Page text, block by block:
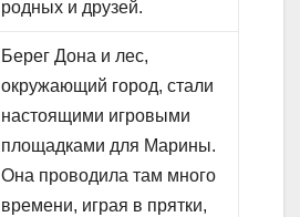
родных и друзей.
Берег Дона и лес,
окружающий город, стали
настоящими игровыми
площадками для Марины.
Она проводила там много
времени, играя в прятки,